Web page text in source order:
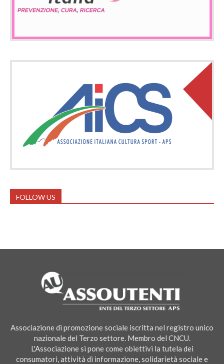
FOLLOW US
Associazione di promozione sociale iscritta nel registro unico
nazionale del Terzo settore. Membro del CNCU.
L'Associazione si pone come obiettivi la tutela dei
consumatori, attività di informazione, solidarietà sociale e